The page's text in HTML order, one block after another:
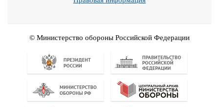
© Министерство обороны Российской Федерации